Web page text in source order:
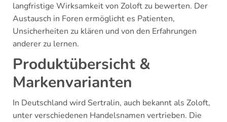
langfristige Wirksamkeit von Zoloft zu bewerten. Der
Austausch in Foren ermöglicht es Patienten,
Unsicherheiten zu klären und von den Erfahrungen
anderer zu lernen.
Produktübersicht &
Markenvarianten
In Deutschland wird Sertralin, auch bekannt als Zoloft,
unter verschiedenen Handelsnamen vertrieben. Die